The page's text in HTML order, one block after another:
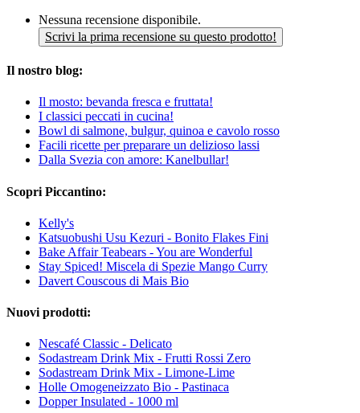
Nessuna recensione disponibile.
Scrivi la prima recensione su questo prodotto!
Il nostro blog:
Il mosto: bevanda fresca e fruttata!
I classici peccati in cucina!
Bowl di salmone, bulgur, quinoa e cavolo rosso
Facili ricette per preparare un delizioso lassi
Dalla Svezia con amore: Kanelbullar!
Scopri Piccantino:
Kelly's
Katsuobushi Usu Kezuri - Bonito Flakes Fini
Bake Affair Teabears - You are Wonderful
Stay Spiced! Miscela di Spezie Mango Curry
Davert Couscous di Mais Bio
Nuovi prodotti:
Nescafé Classic - Delicato
Sodastream Drink Mix - Frutti Rossi Zero
Sodastream Drink Mix - Limone-Lime
Holle Omogeneizzato Bio - Pastinaca
Dopper Insulated - 1000 ml